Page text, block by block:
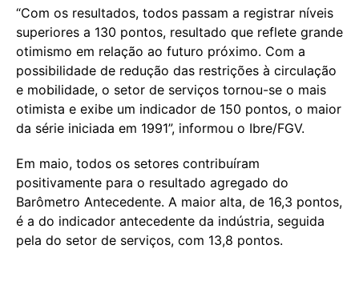
“Com os resultados, todos passam a registrar níveis
superiores a 130 pontos, resultado que reflete grande
otimismo em relação ao futuro próximo. Com a
possibilidade de redução das restrições à circulação
e mobilidade, o setor de serviços tornou-se o mais
otimista e exibe um indicador de 150 pontos, o maior
da série iniciada em 1991”, informou o Ibre/FGV.
Em maio, todos os setores contribuíram
positivamente para o resultado agregado do
Barômetro Antecedente. A maior alta, de 16,3 pontos,
é a do indicador antecedente da indústria, seguida
pela do setor de serviços, com 13,8 pontos.